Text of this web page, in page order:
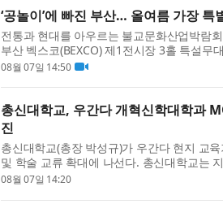
‘공놀이’에 빠진 부산… 올여름 가장 특
전통과 현대를 아우르는 불교문화산업박람
부산 벡스코(BEXCO) 제1전시장 3홀 특설
렸다. 9일까지 진행되는 이번 박람회는 약
08월 07일 14:50
총신대학교, 우간다 개혁신학대학과
진
총신대학교(총장 박성규)가 우간다 현지 교
및 학술 교류 확대에 나선다. 총신대학교는
서 우간다 캄팔라에 위치한 Reformed
08월 07일 14:20